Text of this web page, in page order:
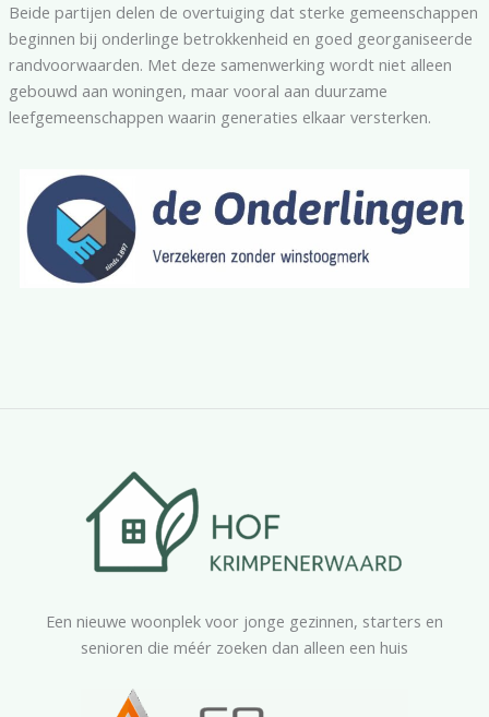
Beide partijen delen de overtuiging dat sterke gemeenschappen
beginnen bij onderlinge betrokkenheid en goed georganiseerde
randvoorwaarden. Met deze samenwerking wordt niet alleen
gebouwd aan woningen, maar vooral aan duurzame
leefgemeenschappen waarin generaties elkaar versterken.
Een nieuwe woonplek voor jonge gezinnen, starters en
senioren die méér zoeken dan alleen een huis